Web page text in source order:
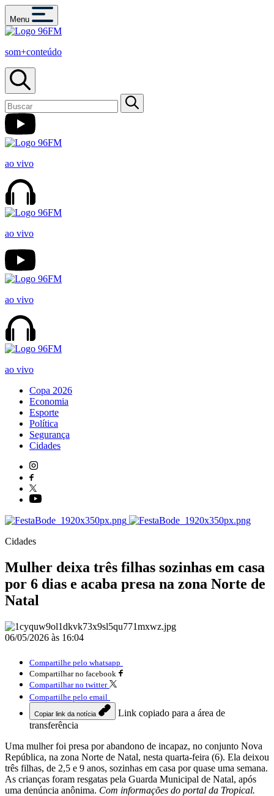
Menu
som+conteúdo
ao vivo
ao vivo
ao vivo
ao vivo
Copa 2026
Economia
Esporte
Política
Segurança
Cidades
Cidades
Mulher deixa três filhas sozinhas em casa
por 6 dias e acaba presa na zona Norte de
Natal
06/05/2026 às 16:04
Compartilhe pelo whatsapp
Compartilhar no facebook
Compartilhar no twitter
Compartilhe pelo email
Copiar link da notícia
Link copiado para a área de
transferência
Uma mulher foi presa por abandono de incapaz, no conjunto Nova
República, na zona Norte de Natal, nesta quarta-feira (6). Ela deixou
três filhas, de 2,5 e 9 anos, sozinhas em casa por quase uma semana.
As crianças foram resgatas pela Guarda Municipal de Natal, após
uma denúncia anônima. Com informações do portal da Tropical.